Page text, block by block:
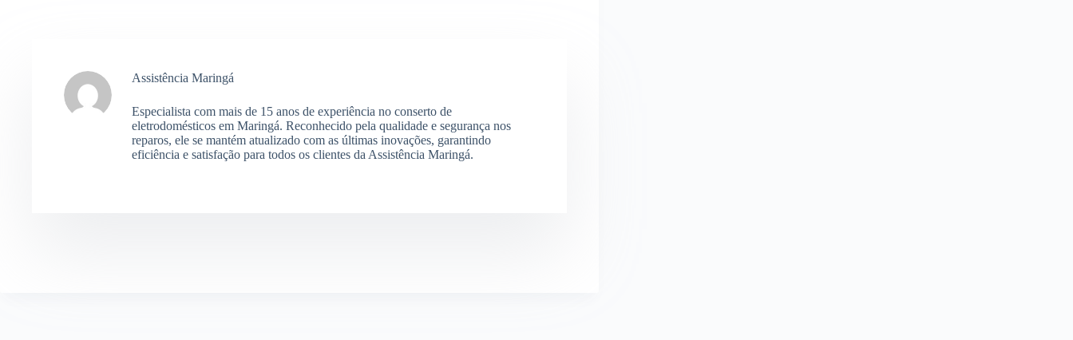
Assistência Maringá
Especialista com mais de 15 anos de experiência no conserto de
eletrodomésticos em Maringá. Reconhecido pela qualidade e segurança nos
reparos, ele se mantém atualizado com as últimas inovações, garantindo
eficiência e satisfação para todos os clientes da Assistência Maringá.